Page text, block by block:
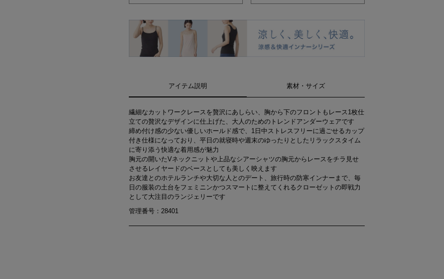
アイテム説明 素材・サイズ
繊細なカットワークレースを贅沢にあしらい、胸から下のフロントもレース1枚仕
立ての贅沢なデザインに仕上げた、大人のためのトレンドアンダーウェアです
締め付け感の少ない優しいホールド感で、1日中ストレスフリーに過ごせるカップ
付き仕様になっており、平日の就寝時や週末のゆったりとしたリラックスタイム
に寄り添う快適な着用感が魅力
胸元の開いたVネックニットや上品なシアーシャツの胸元からレースをチラ見せ
させるレイヤードのベースとしても美しく映えます
お友達とのホテルランチや大切な人とのデート、旅行時の防寒インナーまで、毎
日の服装の土台をフェミニンかつスマートに整えてくれるクローゼットの即戦力
として大注目のランジェリーです
管理番号：28401